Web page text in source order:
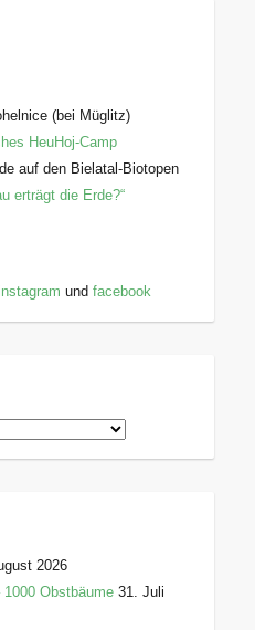
(bei Müglitz)
HeuHoj-Camp
auf den Bielatal-Biotopen
erträgt die Erde?“
instagram undfacebook
2026
Obstbäume 31. Juli